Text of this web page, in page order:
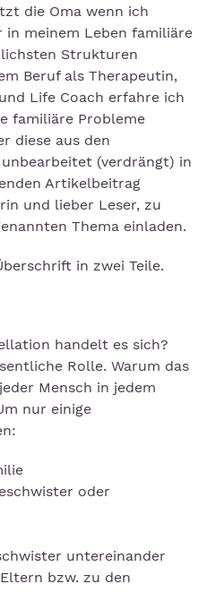
die Oma wenn ich
in meinem Leben familiäre
Strukturen
Beruf als Therapeutin,
Life Coach erfahre ich
familiäre Probleme
diese aus den
(verdrängt) in
Artikelbeitrag
und lieber Leser, zu
Thema einladen.
in zwei Teile.
handelt es sich?
Rolle. Warum das
Mensch in jedem
nur einige
oder
untereinander
bzw. zu den